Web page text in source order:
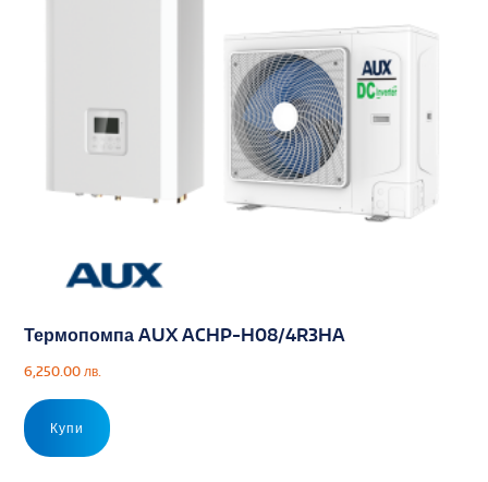
Термопомпа AUX ACHP-H08/4R3HA
6,250.00 лв.
Купи